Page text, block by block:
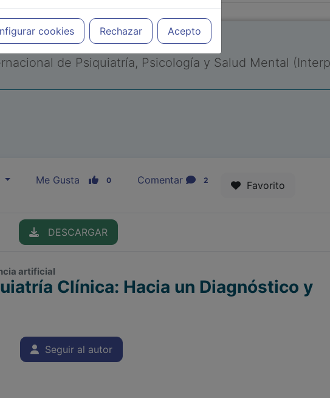
en cada caso concreto, el tratamiento más
del paciente.
cookies Rechazar Acepto
de Psiquiatría, Psicología y Salud Mental
Me Gusta 0 Comentar 2 Favorito
DESCARGAR
artificial
Clínica: Hacia un Diagnóstico y
Seguir al autor